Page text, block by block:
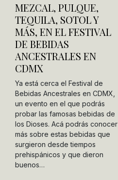
MEZCAL, PULQUE,
TEQUILA, SOTOL Y
MÁS, EN EL FESTIVAL
DE BEBIDAS
ANCESTRALES EN
CDMX
Ya está cerca el Festival de
Bebidas Ancestrales en CDMX,
un evento en el que podrás
probar las famosas bebidas de
los Dioses. Acá podrás conocer
más sobre estas bebidas que
surgieron desde tiempos
prehispánicos y que dieron
buenos…